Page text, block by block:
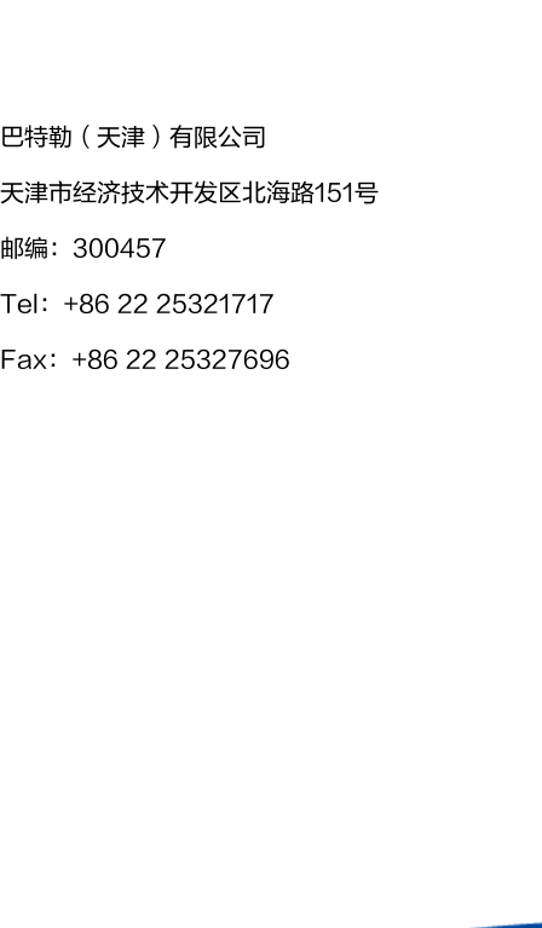
巴特勒（天津）有限公司
天津市经济技术开发区北海路151号
邮编：300457
Tel ：+86 22 25321717
Fax：+86 22 25327696